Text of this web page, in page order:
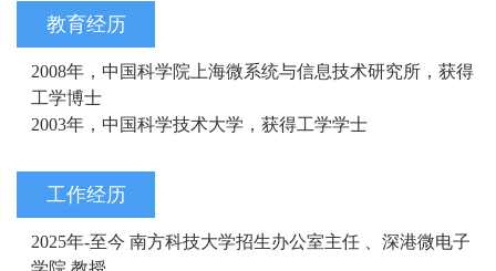
教育经历
2008年，中国科学院上海微系统与信息技术研究所，获得
工学博士
2003年，中国科学技术大学，获得工学学士
工作经历
2025年-至今 南方科技大学招生办公室主任 、深港微电子